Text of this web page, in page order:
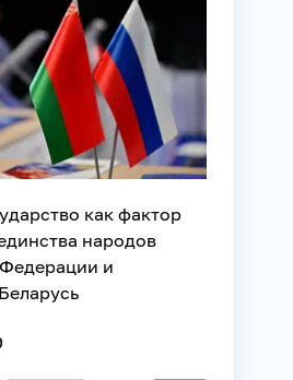
как фактор
народов
и